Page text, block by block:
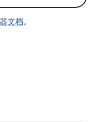
文档。